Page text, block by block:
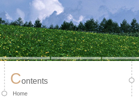
Contents
Home